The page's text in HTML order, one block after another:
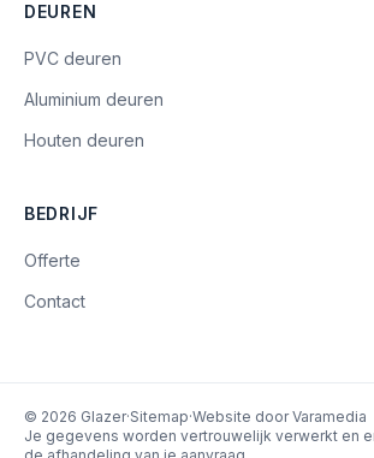
DEUREN
PVC deuren
Aluminium deuren
Houten deuren
BEDRIJF
Offerte
Contact
© 2026 Glazer·Sitemap·Website door Varamedia
Je gegevens worden vertrouwelijk verwerkt en